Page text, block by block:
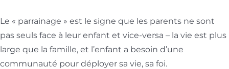
Le « parrainage » est le signe que les parents ne sont
pas seuls face à leur enfant et vice-versa – la vie est plus
large que la famille, et l’enfant a besoin d’une
communauté pour déployer sa vie, sa foi.